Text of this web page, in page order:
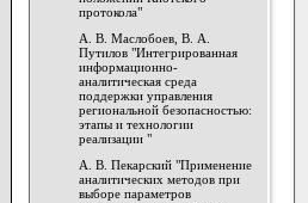
протокола"
А. В. Маслобоев, В. А.
Путилов "Интегрированная
информационно-
аналитическая среда
поддержки управления
региональной безопасностью:
этапы и технологии
реализации "
А. В. Пекарский "Применение
аналитических методов при
выборе параметров